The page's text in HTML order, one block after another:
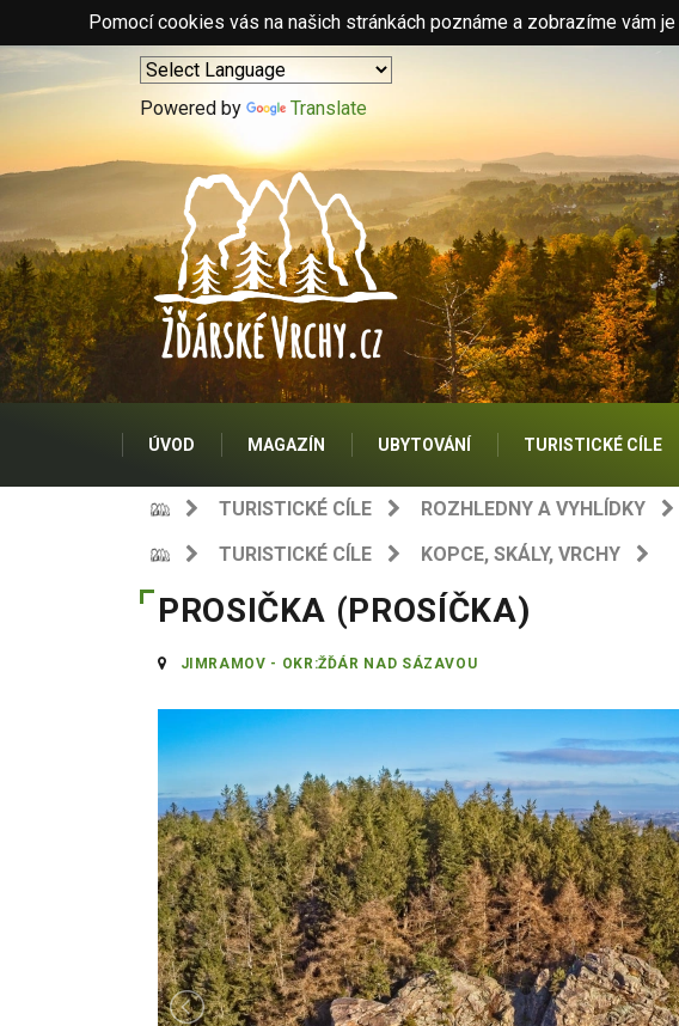
Pomocí cookies vás na našich stránkách poznáme a zobrazíme vám
Powered by Translate
ÚVOD MAGAZÍN UBYTOVÁNÍ TURISTICKÉ CÍLE
TURISTICKÉ CÍLE
ROZHLEDNY A VYHLÍDKY
TURISTICKÉ CÍLE
KOPCE, SKÁLY, VRCHY
PROSIČKA (PROSÍČKA)
JIMRAMOV - OKR:ŽĎÁR NAD SÁZAVOU